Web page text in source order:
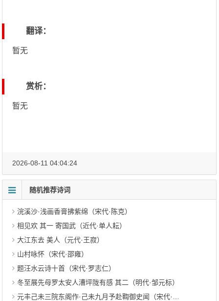
翻译：
暂无
赏析：
暂无
2026-08-11 04:04:24
随机推荐诗词
浣溪沙·浅画香膏拂紫绵（宋代·陈克）
相见欢 其一 寄国武（近代·单人耘）
大江东去 美人（元代·王寂）
山村咏怀（宋代·邵雍）
题汪水云诗十首（宋代·罗志仁）
冬至展先母罗太安人漕坪陇有感 其二（明代·邹元标）
元丰己未三院东阁作·己未九月予赴鞫御史闻（宋代·苏颂）